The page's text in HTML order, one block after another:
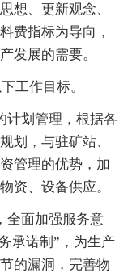
想、更新观念、
费指标为导向，
发展的需要。
工作目标。
划管理，根据各
划，与驻矿站、
管理的优势，加
资、设备供应。
面加强服务意
承诺制”，为生产
的漏洞，完善物